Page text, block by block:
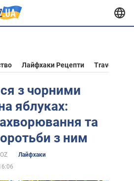
Лайфхаки Рецепти Travel
з чорними
яблуках:
та
з ним
Лайфхаки